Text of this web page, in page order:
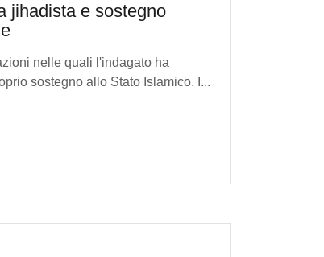
jihadista e sostegno
nelle quali l'indagato ha
sostegno allo Stato Islamico. I...